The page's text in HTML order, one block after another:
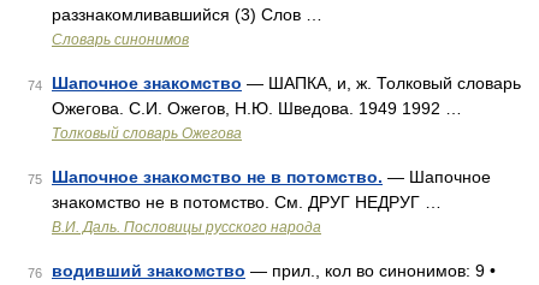
раззнакомливавшийся (3) Слов …
Словарь синонимов
74 Шапочное знакомство — ШАПКА, и, ж. Толковый словарь
Ожегова. С.И. Ожегов, Н.Ю. Шведова. 1949 1992 …
Толковый словарь Ожегова
75 Шапочное знакомство не в потомство. — Шапочное
знакомство не в потомство. См. ДРУГ НЕДРУГ …
В.И. Даль. Пословицы русского народа
76 водивший знакомство — прил., кол во синонимов: 9 •